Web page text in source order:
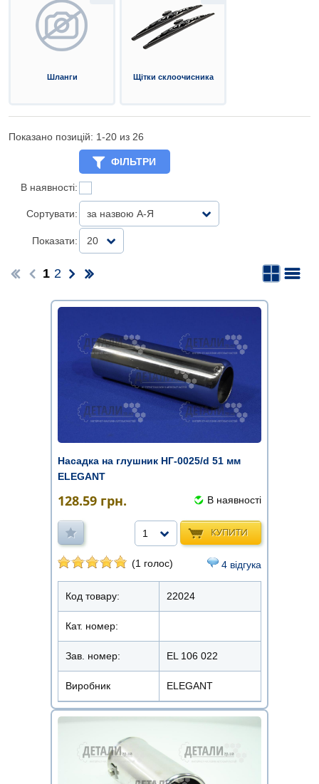
Шланги Щітки склоочисника
Показано позицій: 1-20 из 26
ФІЛЬТРИ
В наявності:
Сортувати: за назвою А-Я
Показати: 20
1 2
Насадка на глушник НГ-0025/d 51 мм
ELEGANT
128.59 грн. В наявності
КУПИТИ
1
(1 голос) 4 відгука
Код товару: 22024
Кат. номер:
Зав. номер: EL 106 022
Виробник ELEGANT